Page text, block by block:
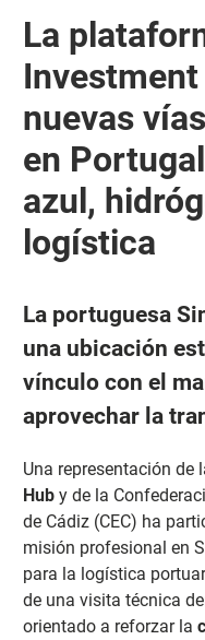
La
nuevas
en
azul,
logística
La portuguesa
una ubicación
vínculo con el
aprovechar la
Una representación de
Huby de la
de Cádiz (CEC) ha
misión profesional en
para la logística
de una visita técnica
orientado a reforzar la